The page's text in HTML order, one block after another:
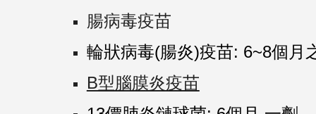
腸病毒疫苗
輪狀病毒(腸炎)疫苗: 6~8個月
B型腦膜炎疫苗